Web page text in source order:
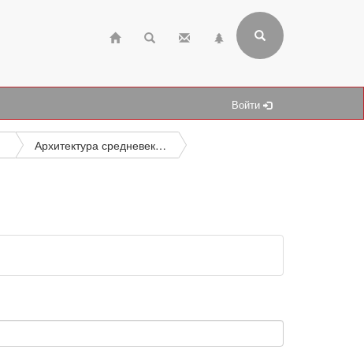
Войти
Архитектура средневековья (христианская, мусульманская)